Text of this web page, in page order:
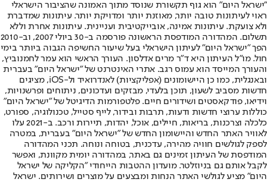
"ישראל היום" הוא גוף תקשורת שנוסד מתוך האמונה שהציבור הישראלי
ראוי לעיתונות טובה יותר, מאוזנת יותר ומדויקת יותר. עיתונות שמדברת
ולא צועקת. עיתונות אמינה, אובייקטיבית ועניינית. עיתונות אחרת וללא
תשלום. המהדורה המודפסת הראשונה פורסמה ב-30 ביולי 2007, וב-2010
הפך "ישראל היום" לעיתון הישראלי בעל שיעור החשיפה הגבוה ביותר בימי
חול. מו"ל העיתון היא ד"ר מרים אדלסון. העורך הראשי הוא עמר לחמנוביץ,
והעורך המייסד הוא עמוס רגב. אתרי האינטרנט של "ישראל היום" בעברית
ובאנגלית, כמו כן היישומונים (אפליקציות) לאנדרואיד ול-iOS, מציגים
חדשות מסביב לשעון, תוכן בלעדי, מבזקים ועדכונים, ניתוחים ופרשנויות,
וידיאו, פודקאסטים ושידורים חיים. פלטפורמות הדיגיטל של "ישראל היום"
כוללות ערוצי חדשות ודעות, תרבות ובידור, לייף סטייל, טכנולוגיה, ספורט,
כלכלה וצרכנות, בריאות, חיילים, אוכל, יהדות, תיירות ורכב. ב-2021 עלו
לאוויר האתר החדש והיישומון החדש של "ישראל היום" בעברית, במטרה
לספק לגולשים חוויה מהירה, עדכנית, בטוחה ונוחה. תכני המהדורה
המודפסת של העיתון זמינים גם באתר, במהדורה יומית מקוונת, ואפשר
לקבל אותם גם בניוזלטר. מועדון ההטבות הייחודי "הקליקה של ישראל
היום" מציע לגולשי האתר הנחות ומבצעים על מוצרים ושירותים. ישראל